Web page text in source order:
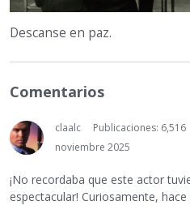
Descanse en paz.
Comentarios
claalc
Publicaciones: 6,516
noviembre 2025
¡No recordaba que este actor
espectacular! Curiosamente,